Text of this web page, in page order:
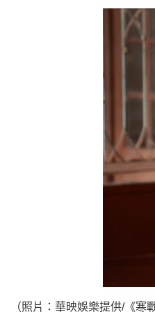
（照片：華映娛樂提供/《